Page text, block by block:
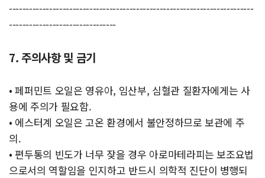
-------------------------------------------------------------------------
--------------------------------
7. 주의사항 및 금기
• 페퍼민트 오일은 영유아, 임산부, 심혈관 질환자에게는 사
용에 주의가 필요함.
• 에스터계 오일은 고온 환경에서 불안정하므로 보관에 주
의.
• 편두통의 빈도가 너무 잦을 경우 아로마테라피는 보조요법
으로서의 역할임을 인지하고 반드시 의학적 진단이 병행되